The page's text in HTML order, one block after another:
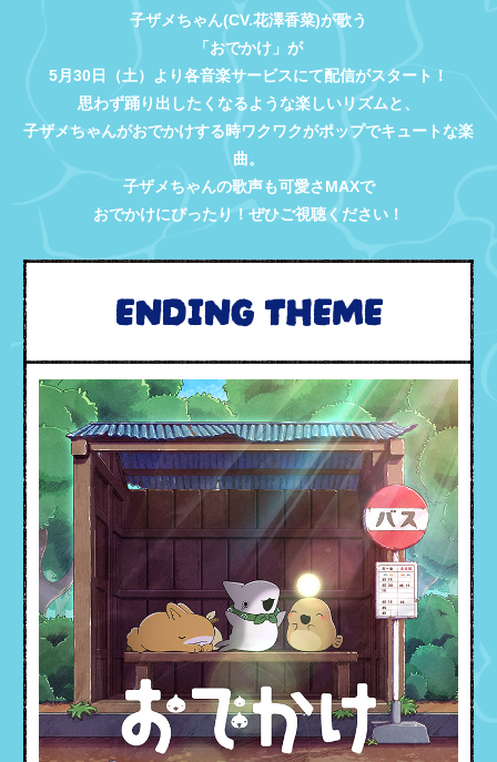
子ザメちゃん(CV.花澤香菜)が歌う
「おでかけ」が
5月30日（土）より各音楽サービスにて配信がスタート！
思わず踊り出したくなるような楽しいリズムと、
子ザメちゃんがおでかけする時ワクワクがポップでキュートな楽
曲。
子ザメちゃんの歌声も可愛さMAXで
おでかけにぴったり！ぜひご視聴ください！
ENDING THEME